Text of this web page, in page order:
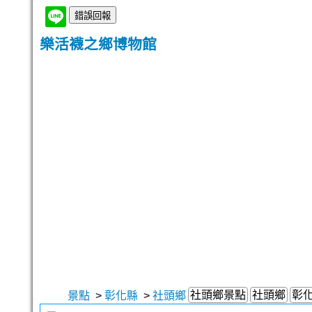
樂活襪之鄉博物館
景點 > 彰化縣 > 社頭鄉 社頭鄉景點 社頭鄉 彰